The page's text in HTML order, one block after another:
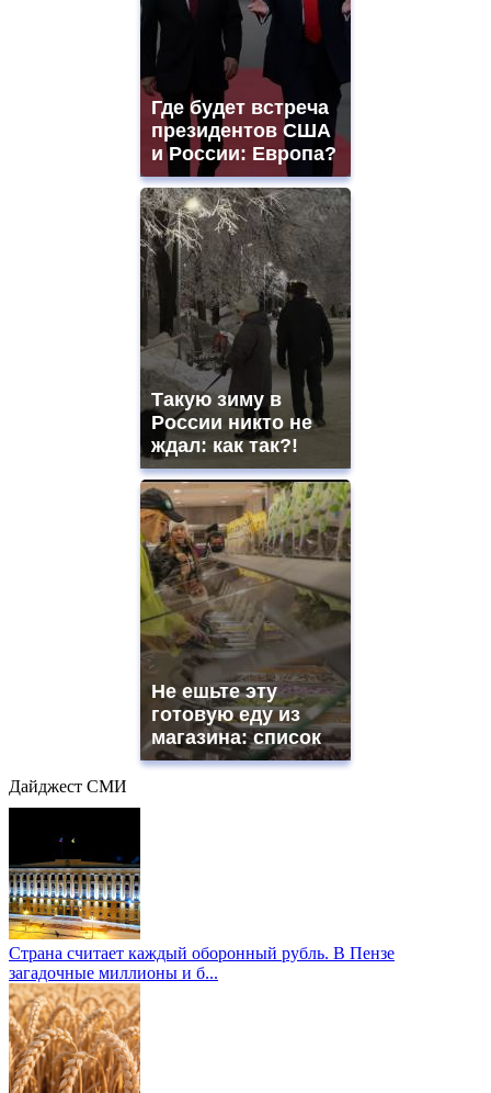
Где будет встреча
президентов США
и России: Европа?
Такую зиму в
России никто не
ждал: как так?!
Не ешьте эту
готовую еду из
магазина: список
Дайджест СМИ
Страна считает каждый оборонный рубль. В Пензе
загадочные миллионы и б...